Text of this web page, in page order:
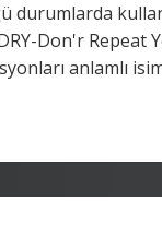
durumlarda
Don'r Repeat
anlamlı